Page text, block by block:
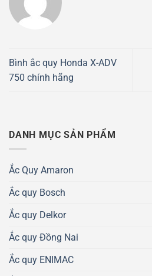
Bình ắc quy Honda X-ADV
750 chính hãng
DANH MỤC SẢN PHẨM
Ắc Quy Amaron
Ắc quy Bosch
Ắc quy Delkor
Ắc quy Đồng Nai
Ắc quy ENIMAC